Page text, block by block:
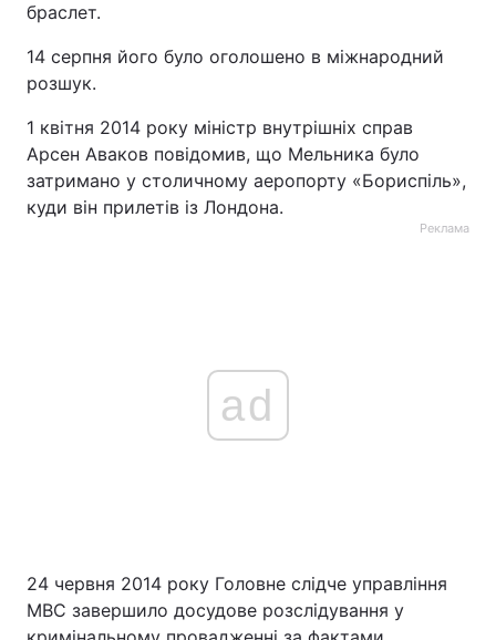
браслет.
14 серпня його було оголошено в міжнародний
розшук.
1 квітня 2014 року міністр внутрішніх справ
Арсен Аваков повідомив, що Мельника було
затримано у столичному аеропорту «Бориспіль»,
куди він прилетів із Лондона.
Реклама
ad
24 червня 2014 року Головне слідче управління
МВС завершило досудове розслідування у